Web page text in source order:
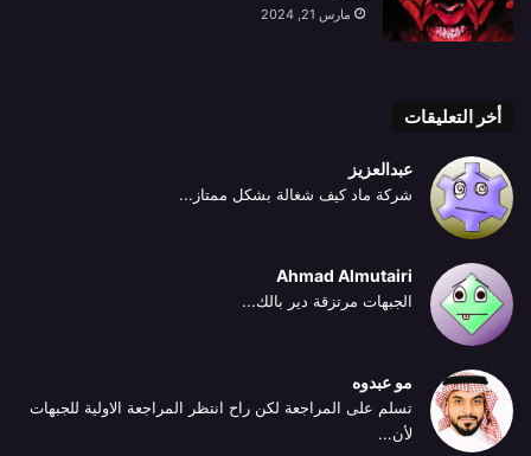
مارس 21, 2024
أخر التعليقات
عبدالعزيز
شركة ماد كيف شغالة بشكل ممتاز...
Ahmad Almutairi
الجبهات مرتزقة دير بالك...
مو عبدوه
تسلم على المراجعة لكن راح انتظر المراجعة الاولية للجبهات
لأن...